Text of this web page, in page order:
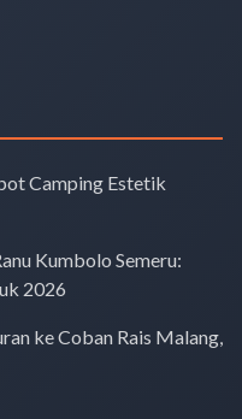
Camping Estetik
Kumbolo Semeru:
2026
ke Coban Rais Malang,